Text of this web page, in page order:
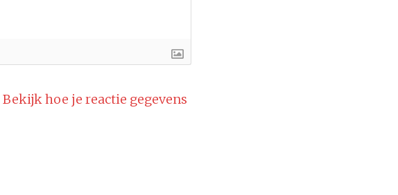
Bekijk hoe je reactie gegevens